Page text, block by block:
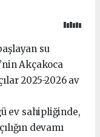
su
Akçakoca
2025-2026 av
ev sahipliğinde,
devamı